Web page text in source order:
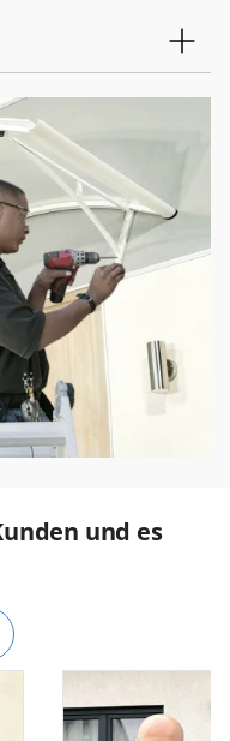
und es